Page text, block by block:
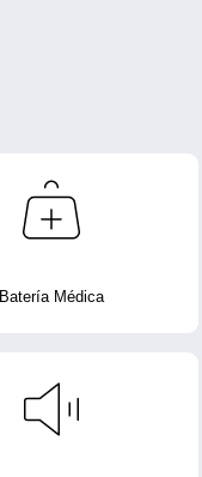
Batería Médica